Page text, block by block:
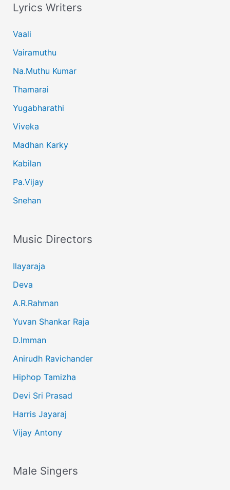
Lyrics Writers
Vaali
Vairamuthu
Na.Muthu Kumar
Thamarai
Yugabharathi
Viveka
Madhan Karky
Kabilan
Pa.Vijay
Snehan
Music Directors
Ilayaraja
Deva
A.R.Rahman
Yuvan Shankar Raja
D.Imman
Anirudh Ravichander
Hiphop Tamizha
Devi Sri Prasad
Harris Jayaraj
Vijay Antony
Male Singers